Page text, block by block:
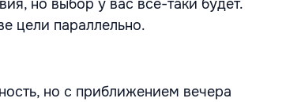
но выбор у вас все-таки будет.
цели параллельно.
но с приближением вечера